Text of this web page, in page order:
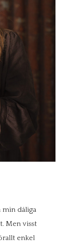
min dåliga
Men visst
enkel